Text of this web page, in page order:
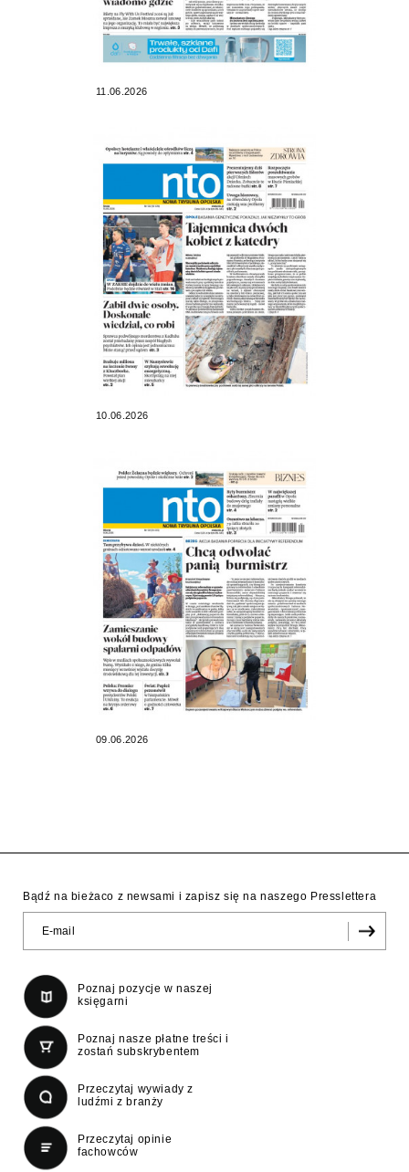
11.06.2026
10.06.2026
09.06.2026
Bądź na bieżaco z newsami i zapisz się na naszego Presslettera
Poznaj pozycje w naszej
księgarni
Poznaj nasze płatne treści i
zostań subskrybentem
Przeczytaj wywiady z
ludźmi z branży
Przeczytaj opinie
fachowców